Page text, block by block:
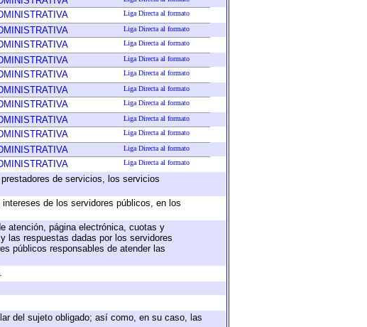
Liga Directa al formato
Liga Directa al formato
Liga Directa al formato
Liga Directa al formato
Liga Directa al formato
Liga Directa al formato
Liga Directa al formato
Liga Directa al formato
Liga Directa al formato
Liga Directa al formato
Liga Directa al formato
de servicios, los servicios
de los servidores públicos, en los
atención, página electrónica, cuotas y
las respuestas dadas por los servidores
públicos responsables de atender las
del sujeto obligado; así como, en su caso, las